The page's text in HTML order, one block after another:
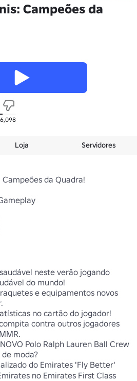
Campeões da
6,098
Loja Servidores
da Quadra!
neste verão jogando
do mundo!
e equipamentos novos
no cartão do jogador!
contra outros jogadores
Polo Ralph Lauren Ball Crew
moda?
do Emirates 'Fly Better'
no Emirates First Class